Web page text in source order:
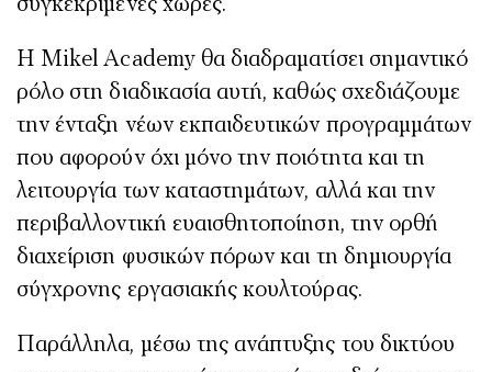
συγκεκριμένες χώρες.
Η Mikel Academy θα διαδραματίσει σημαντικό
ρόλο στη διαδικασία αυτή, καθώς σχεδιάζουμε
την ένταξη νέων εκπαιδευτικών προγραμμάτων
που αφορούν όχι μόνο την ποιότητα και τη
λειτουργία των καταστημάτων, αλλά και την
περιβαλλοντική ευαισθητοποίηση, την ορθή
διαχείριση φυσικών πόρων και τη δημιουργία
σύγχρονης εργασιακής κουλτούρας.
Παράλληλα, μέσω της ανάπτυξης του δικτύου